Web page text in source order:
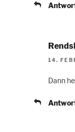
14.
Dann